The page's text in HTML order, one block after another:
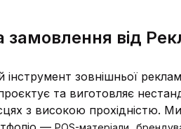
замовлення від
зовнішньої
та виготовляє
з високою прохідністю.